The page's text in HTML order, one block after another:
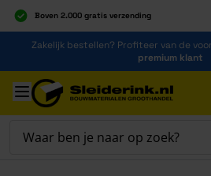
Boven 2.000 gratis verzending
Al 40 jaar dé specialist
Alles onder één dak
Ga naar de inhoud
Zakelijk bestellen? Profiteer van de
premium klant
Ga naar hoofdinhoud